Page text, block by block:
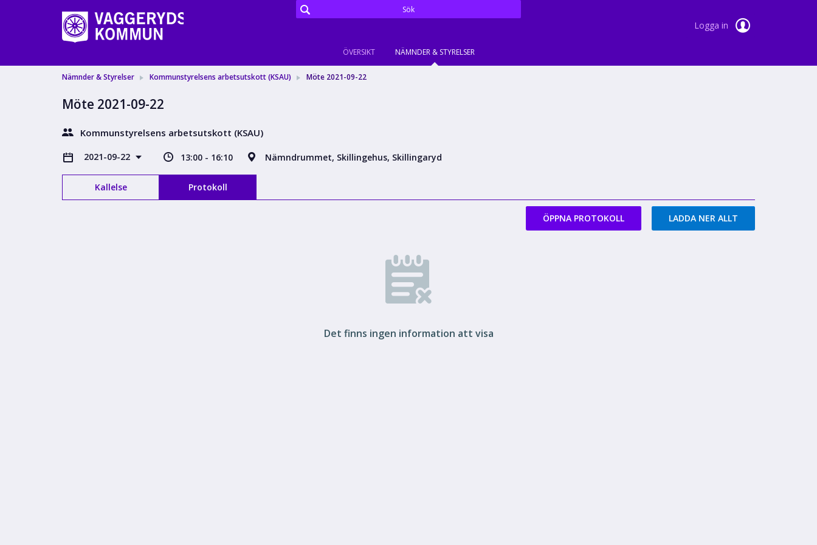
Logga in
ÖVERSIKT NÄMNDER & STYRELSER
Nämnder & Styrelser Kommunstyrelsens arbetsutskott (KSAU) Möte 2021-09-22
Möte 2021-09-22
Kommunstyrelsens arbetsutskott (KSAU)
2021-09-22 13:00 - 16:10 Nämndrummet, Skillingehus, Skillingaryd
Kallelse Protokoll
ÖPPNA PROTOKOLL LADDA NER ALLT
Det finns ingen information att visa